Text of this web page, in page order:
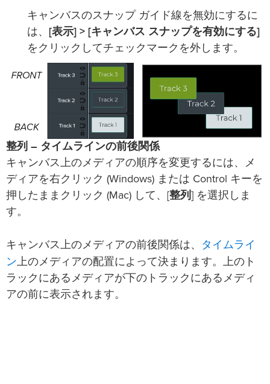
キャンバスのスナップ ガイド線を無効にするに
は、
[表示] > [キャンバス スナップを有効にする]
をクリックしてチェックマークを外します。
整列 – タイムラインの前後関係
キャンバス上のメディアの順序を変更するには、メ
ディアを右クリック (Windows) または Control キーを
押したままクリック (Mac) して、[整列 ] を選択しま
す。
キャンバス上のメディアの前後関係は、
タイムライ
ン上のメディアの配置によって決まります。上のト
ラックにあるメディアが下のトラックにあるメディ
アの前に表示されます。